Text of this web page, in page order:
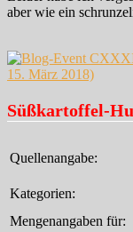
aber wie ein
Süßkartoffel-
Quellenangabe:
Kategorien:
Mengenangaben für: